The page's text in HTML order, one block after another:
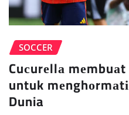
SOCCER
Cuсurеllа
untuk
Dunia